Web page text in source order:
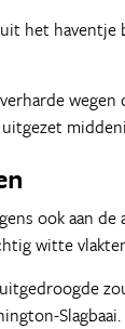
het haventje
ook aan
witte
Slagbaai.